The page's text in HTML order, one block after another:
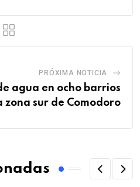
PRÓXIMA NOTICIA
agua en ocho barrios
zona sur de Comodoro